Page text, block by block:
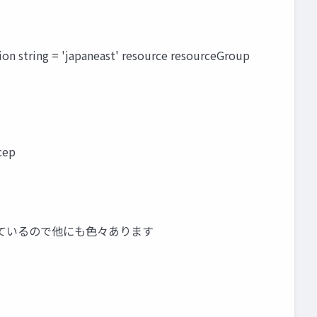
string = 'japaneast' resource resourceGroup
るので他にも色々あります